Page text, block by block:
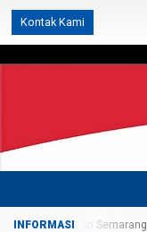
Kontak Kami
Bandungan